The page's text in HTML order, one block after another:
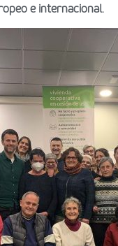
e internacional.